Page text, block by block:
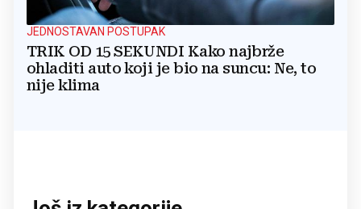
JEDNOSTAVAN POSTUPAK
TRIK OD 15 SEKUNDI Kako najbrže
ohladiti auto koji je bio na suncu: Ne, to
nije klima